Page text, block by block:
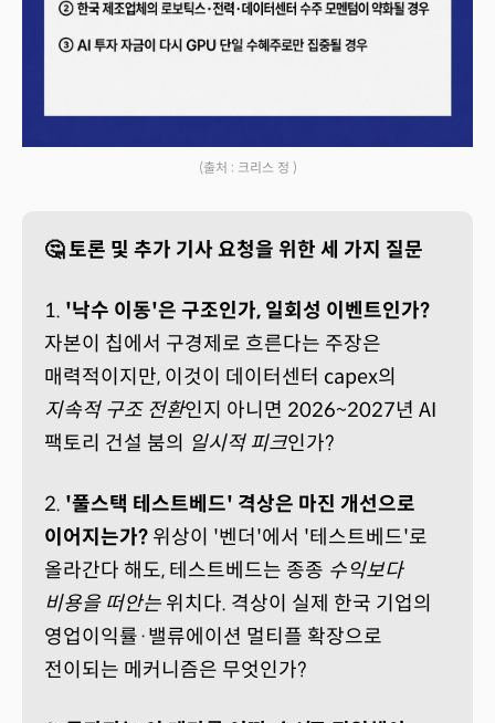
(출처 : 크리스 정 )
🤔 토론 및 추가 기사 요청을 위한 세 가지 질문
1. '낙수 이동'은 구조인가, 일회성 이벤트인가?
자본이 칩에서 구경제로 흐른다는 주장은
매력적이지만, 이것이 데이터센터 capex의
지속적 구조 전환인지 아니면 2026~2027년 AI
팩토리 건설 붐의 일시적 피크인가?
2. '풀스택 테스트베드' 격상은 마진 개선으로
이어지는가? 위상이 '벤더'에서 '테스트베드'로
올라간다 해도, 테스트베드는 종종 수익보다
비용을 떠안는 위치다. 격상이 실제 한국 기업의
영업이익률·밸류에이션 멀티플 확장으로
전이되는 메커니즘은 무엇인가?